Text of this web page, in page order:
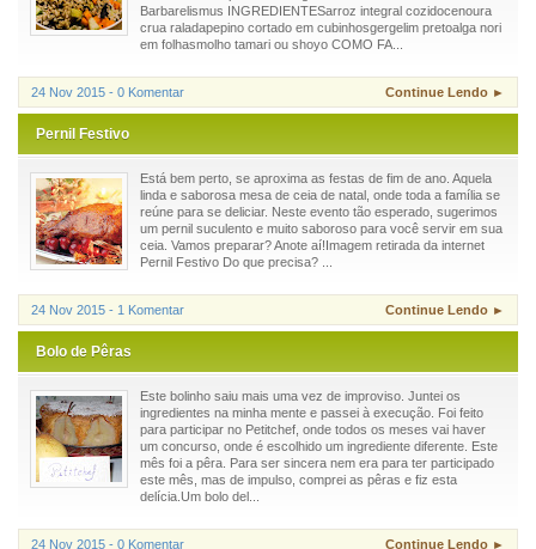
Barbarelismus INGREDIENTESarroz integral cozidocenoura
crua raladapepino cortado em cubinhosgergelim pretoalga nori
em folhasmolho tamari ou shoyo COMO FA...
24 Nov 2015 - 0 Komentar Continue Lendo ►
Pernil Festivo
Está bem perto, se aproxima as festas de fim de ano. Aquela
linda e saborosa mesa de ceia de natal, onde toda a família se
reúne para se deliciar. Neste evento tão esperado, sugerimos
um pernil suculento e muito saboroso para você servir em sua
ceia. Vamos preparar? Anote aí!Imagem retirada da internet
Pernil Festivo Do que precisa? ...
24 Nov 2015 - 1 Komentar Continue Lendo ►
Bolo de Pêras
Este bolinho saiu mais uma vez de improviso. Juntei os
ingredientes na minha mente e passei à execução. Foi feito
para participar no Petitchef, onde todos os meses vai haver
um concurso, onde é escolhido um ingrediente diferente. Este
mês foi a pêra. Para ser sincera nem era para ter participado
este mês, mas de impulso, comprei as pêras e fiz esta
delícia.Um bolo del...
24 Nov 2015 - 0 Komentar Continue Lendo ►